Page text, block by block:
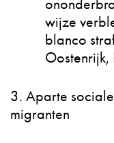
wijze
blanco
Oostenrijk,
3. Aparte
migranten